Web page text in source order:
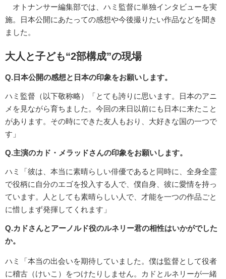
オトナンサー編集部では、ハミ監督に単独インタビューを実
施。日本公開にあたっての感想や今後撮りたい作品などを聞き
ました。
大人と子ども“2部構成”の現場
Q.日本公開の感想と日本の印象をお願いします。
ハミ監督（以下敬称略）「とても誇りに思います。日本のアニ
メを見ながら育ちました。今回の来日以前にも日本に来たこと
があります。その時にできた友人もおり、大好きな国の一つで
す」
Q.主演のカド・メラッドさんの印象をお願いします。
ハミ「彼は、本当に素晴らしい俳優であると同時に、全身全霊
で役柄に自分のエゴを投入する人で、僕自身、彼に愛情を持っ
ています。人としても素晴らしい人で、才能を一つの作品ごと
に惜しまず発揮してくれます」
Q.カドさんとアーノルド役のルネリー君の相性はいかがでした
か。
ハミ「本当の出会いを期待していました。僕は監督として役者
に稽古（けいこ）をつけたりしません。カドとルネリーが一緒